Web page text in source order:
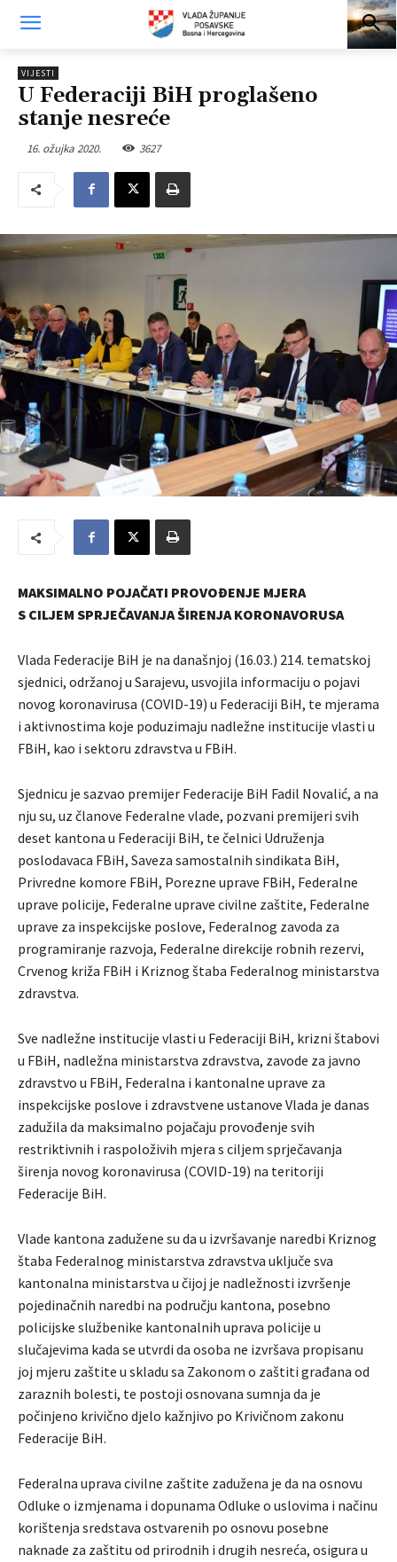
VIJESTI
U Federaciji BiH proglašeno
stanje nesreće
16. ožujka 2020. 3627
MAKSIMALNO POJAČATI PROVOĐENJE MJERA
S CILJEM SPRJEČAVANJA ŠIRENJA KORONAVORUSA
Vlada Federacije BiH je na današnjoj (16.03.) 214. tematskoj
sjednici, održanoj u Sarajevu, usvojila informaciju o pojavi
novog koronavirusa (COVID-19) u Federaciji BiH, te mjerama
i aktivnostima koje poduzimaju nadležne institucije vlasti u
FBiH, kao i sektoru zdravstva u FBiH.
Sjednicu je sazvao premijer Federacije BiH Fadil Novalić, a na
nju su, uz članove Federalne vlade, pozvani premijeri svih
deset kantona u Federaciji BiH, te čelnici Udruženja
poslodavaca FBiH, Saveza samostalnih sindikata BiH,
Privredne komore FBiH, Porezne uprave FBiH, Federalne
uprave policije, Federalne uprave civilne zaštite, Federalne
uprave za inspekcijske poslove, Federalnog zavoda za
programiranje razvoja, Federalne direkcije robnih rezervi,
Crvenog križa FBiH i Kriznog štaba Federalnog ministarstva
zdravstva.
Sve nadležne institucije vlasti u Federaciji BiH, krizni štabovi
u FBiH, nadležna ministarstva zdravstva, zavode za javno
zdravstvo u FBiH, Federalna i kantonalne uprave za
inspekcijske poslove i zdravstvene ustanove Vlada je danas
zadužila da maksimalno pojačaju provođenje svih
restriktivnih i raspoloživih mjera s ciljem sprječavanja
širenja novog koronavirusa (COVID-19) na teritoriji
Federacije BiH.
Vlade kantona zadužene su da u izvršavanje naredbi Kriznog
štaba Federalnog ministarstva zdravstva uključe sva
kantonalna ministarstva u čijoj je nadležnosti izvršenje
pojedinačnih naredbi na području kantona, posebno
policijske službenike kantonalnih uprava policije u
slučajevima kada se utvrdi da osoba ne izvršava propisanu
joj mjeru zaštite u skladu sa Zakonom o zaštiti građana od
zaraznih bolesti, te postoji osnovana sumnja da je
počinjeno krivično djelo kažnjivo po Krivičnom zakonu
Federacije BiH.
Federalna uprava civilne zaštite zadužena je da na osnovu
Odluke o izmjenama i dopunama Odluke o uslovima i načinu
korištenja sredstava ostvarenih po osnovu posebne
naknade za zaštitu od prirodnih i drugih nesreća, osigura u